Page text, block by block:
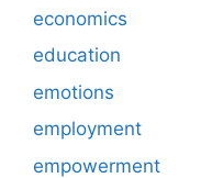
economics
education
emotions
employment
empowerment